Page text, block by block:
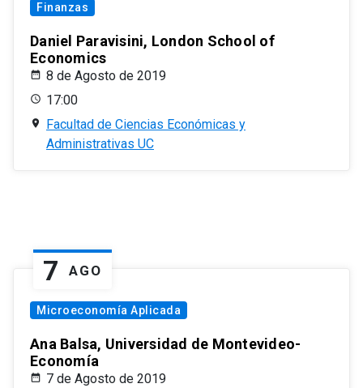
Finanzas
Daniel Paravisini, London School of
Economics
8 de Agosto de 2019
17:00
Facultad de Ciencias Económicas y
Administrativas UC
7 AGO
Microeconomía Aplicada
Ana Balsa, Universidad de Montevideo-
Economía
7 de Agosto de 2019